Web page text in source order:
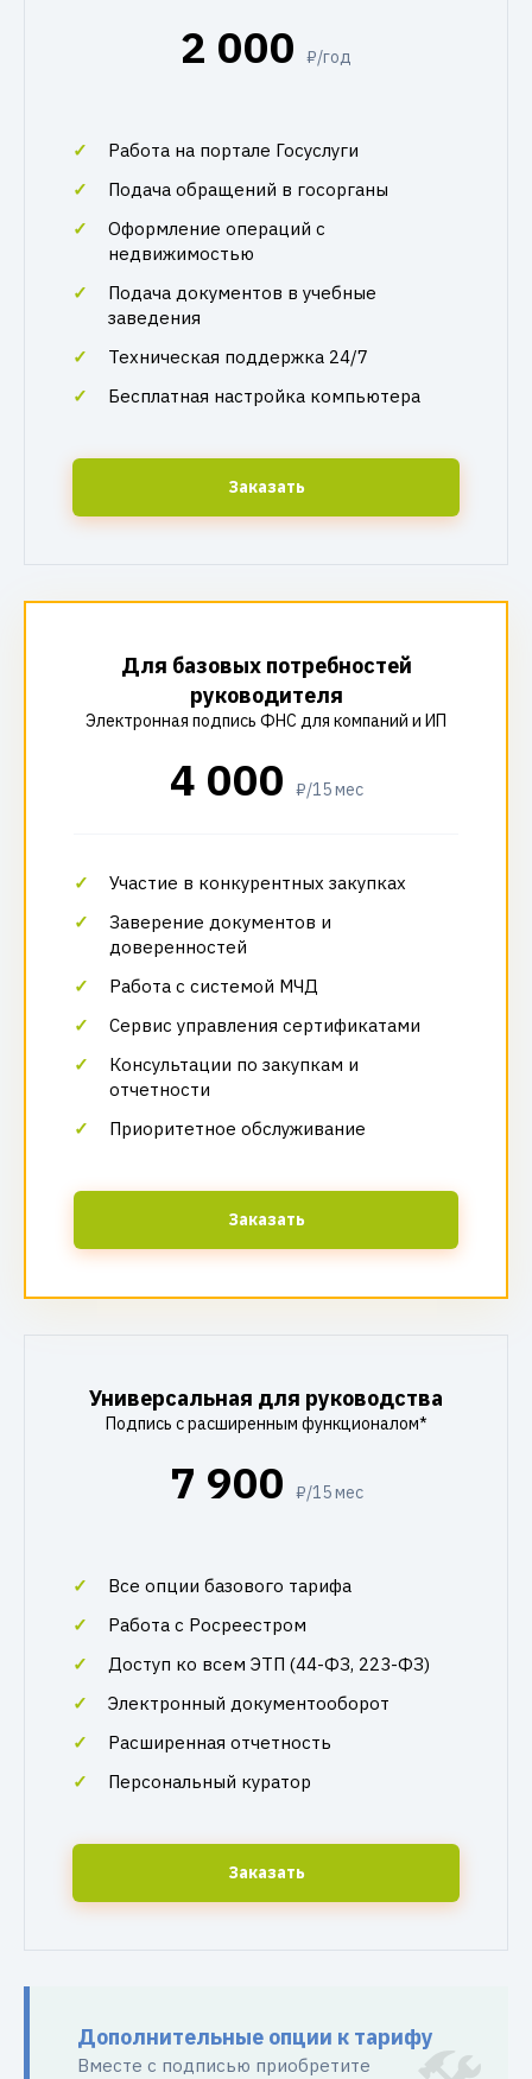
2 000 ₽/год
Работа на портале Госуслуги
Подача обращений в госорганы
Оформление операций с
недвижимостью
Подача документов в учебные
заведения
Техническая поддержка 24/7
Бесплатная настройка компьютера
Заказать
Для базовых потребностей
руководителя
Электронная подпись ФНС для компаний и ИП
4 000 ₽/15 мес
Участие в конкурентных закупках
Заверение документов и
доверенностей
Работа с системой МЧД
Сервис управления сертификатами
Консультации по закупкам и
отчетности
Приоритетное обслуживание
Заказать
Универсальная для руководства
Подпись с расширенным функционалом*
7 900 ₽/15 мес
Все опции базового тарифа
Работа с Росреестром
Доступ ко всем ЭТП (44-ФЗ, 223-ФЗ)
Электронный документооборот
Расширенная отчетность
Персональный куратор
Заказать
Дополнительные опции к тарифу
Вместе с подписью приобретите